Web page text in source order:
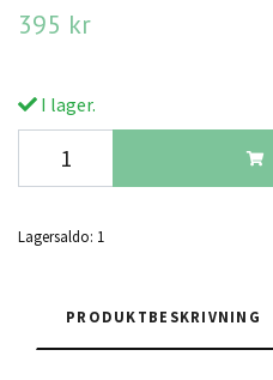
395 kr
I lager.
Lagersaldo: 1
PRODUKTBESKRIVNING